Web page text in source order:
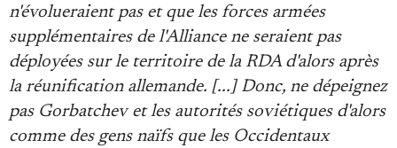
n'évolueraient pas et que les forces armées
supplémentaires de l'Alliance ne seraient pas
déployées sur le territoire de la RDA d'alors après
la réunification allemande. [...] Donc, ne dépeignez
pas Gorbatchev et les autorités soviétiques d'alors
comme des gens naïfs que les Occidentaux